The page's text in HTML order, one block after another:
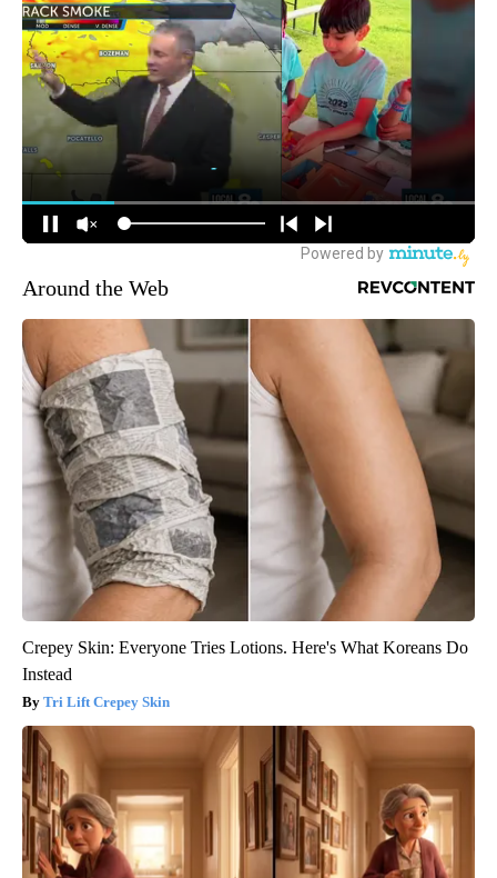
Around the Web
Crepey Skin: Everyone Tries Lotions. Here's What Koreans Do
Instead
Tri Lift Crepey Skin